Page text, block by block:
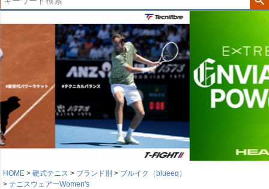
HOME 硬式テニス ブランド別
ブルイク（blueeq）
テニスウェアーWomen's